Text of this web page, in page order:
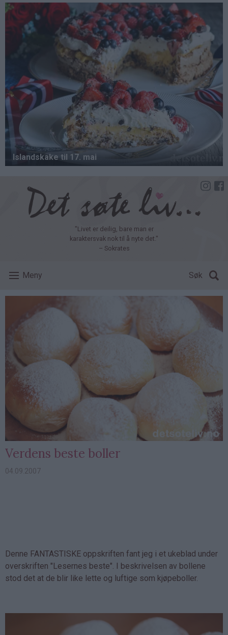
Hopp
hovedinnhold
"Livet er deilig, bare man er
karaktersvak nok til å nyte det."
– Sokrates
Meny Søk
Verdens beste boller
04.09.2007
Denne FANTASTISKE oppskriften fant jeg i et ukeblad under
overskriften "Lesernes beste". I beskrivelsen av bollene
stod det at de blir like lette og luftige som kjøpeboller.